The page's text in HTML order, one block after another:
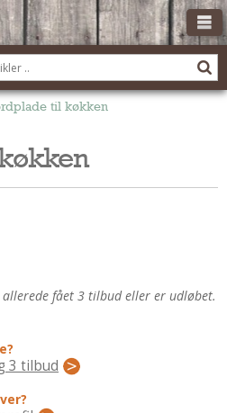
til køkken
allerede fået 3 tilbud eller er udløbet.
3 tilbud